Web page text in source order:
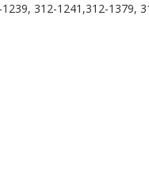
312-1241,312-